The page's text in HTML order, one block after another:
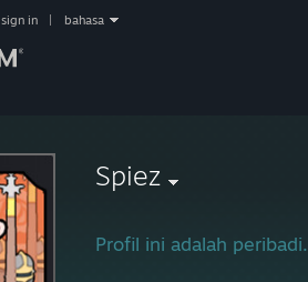
sign in bahasa
Spiez
Profil ini adalah peribadi.